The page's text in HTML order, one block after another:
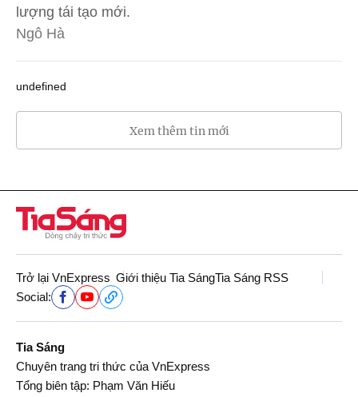
lượng tái tạo mới.
Ngô Hà
undefined
Xem thêm tin mới
Trở lại VnExpress Giới thiệu Tia SángTia Sáng RSS
Social:
Tia Sáng
Chuyên trang tri thức của VnExpress
Tổng biên tập: Phạm Văn Hiếu